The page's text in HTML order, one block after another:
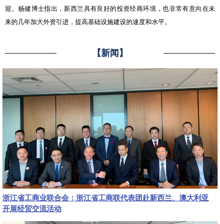
迎。杨健博士指出，新西兰具有良好的投资经商环境，也非常有意向在未
来的几年加大外资引进，提高基础设施建设的速度和水平。
【新闻】
浙江省工商业联合会：浙江省工商联代表团赴新西兰、澳大利亚
开展经贸交流活动